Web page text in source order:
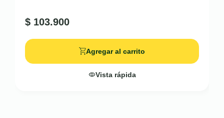
$ 103.900
Agregar al carrito
Vista rápida